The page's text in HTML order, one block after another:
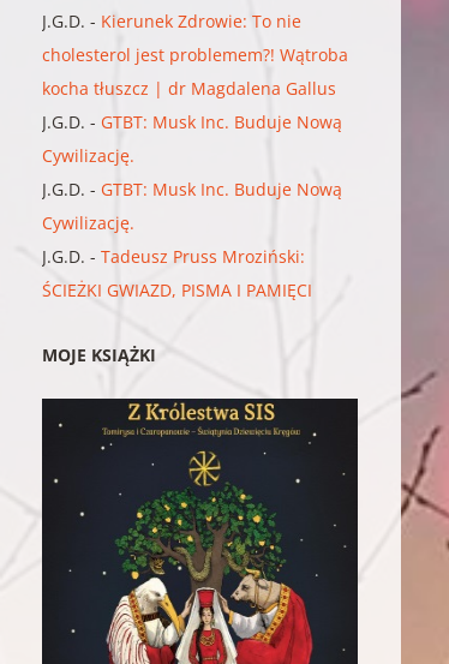
J.G.D. - Kierunek Zdrowie: To nie
cholesterol jest problemem?! Wątroba
kocha tłuszcz | dr Magdalena Gallus
J.G.D. - GTBT: Musk Inc. Buduje Nową
Cywilizację.
J.G.D. - GTBT: Musk Inc. Buduje Nową
Cywilizację.
J.G.D. -Tadeusz Pruss Mroziński:
ŚCIEŻKI GWIAZD, PISMA I PAMIĘCI
MOJE KSIĄŻKI